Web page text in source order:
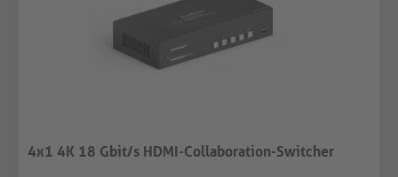
4x1 4K 18 Gbit/s HDMI-Collaboration-Switcher